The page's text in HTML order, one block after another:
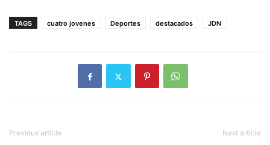
TAGS cuatro jovenes Deportes destacados JDN
Previous article Next article